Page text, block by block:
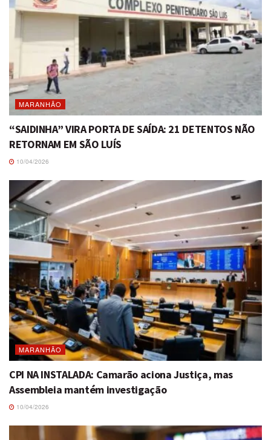
MARANHÃO
“SAIDINHA” VIRA PORTA DE SAÍDA: 21 DETENTOS NÃO
RETORNAM EM SÃO LUÍS
10/04/2026
MARANHÃO
CPI NA INSTALADA: Camarão aciona Justiça, mas
Assembleia mantém investigação
10/04/2026